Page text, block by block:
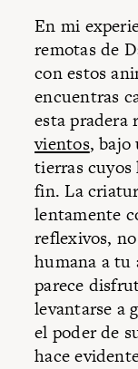
En mi
remotas de
con estos
encuentras
esta
vientos, bajo
tierras
fin. La
lentamente
reflexivos,
humana a tu
parece
levantarse a
el poder de
hace